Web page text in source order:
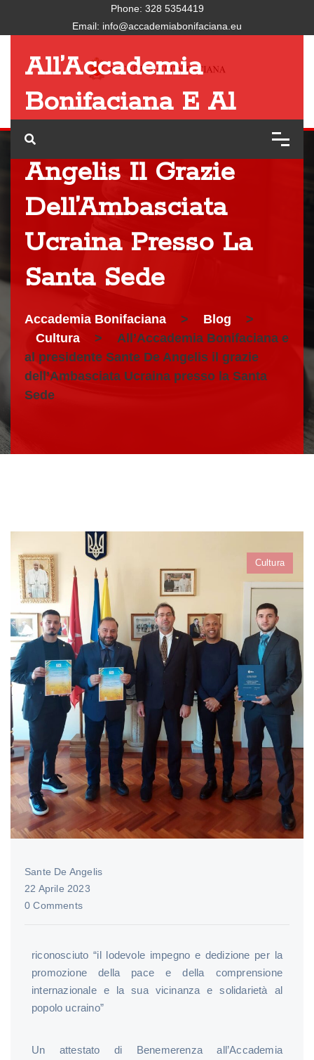
Phone: 328 5354419
Email: info@accademiabonifaciana.eu
All’Accademia
Bonifaciana E Al
Presidente Sante De
Angelis Il Grazie
Dell’Ambasciata
Ucraina Presso La
Santa Sede
Accademia Bonifaciana > Blog
>
Cultura
>
All’Accademia Bonifaciana e
al presidente Sante De Angelis il grazie
dell’Ambasciata Ucraina presso la Santa
Sede
Cultura
Sante De Angelis
22 Aprile 2023
0 Comments
riconosciuto “il lodevole impegno e dedizione per la
promozione della pace e della comprensione
internazionale e la sua vicinanza e solidarietà al
popolo ucraino”
Un attestato di Benemerenza all’Accademia